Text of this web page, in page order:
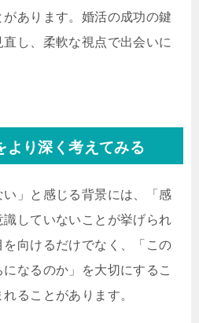
あります。婚活の成功の鍵
し、柔軟な視点で出会いに
り深く考えてみる
」と感じる背景には、「感
していないことが挙げられ
向けるだけでなく、「この
なるのか」を大切にするこ
ることがあります。